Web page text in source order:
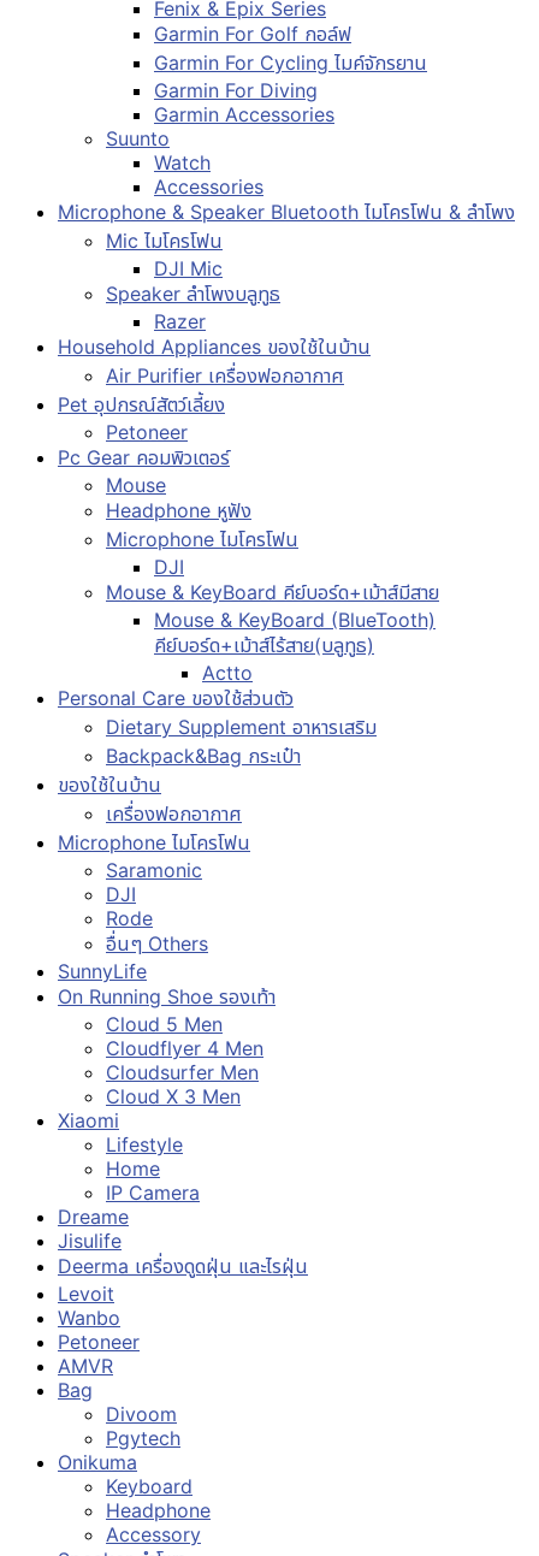
Fenix & Epix Series
Garmin For Golf กอล์ฟ
Garmin For Cycling ไมค์จักรยาน
Garmin For Diving
Garmin Accessories
Suunto
Watch
Accessories
Microphone & Speaker Bluetooth ไมโครโฟน & ลำโพง
Mic ไมโครโฟน
DJI Mic
Speaker ลำโพงบลูทูธ
Razer
Household Appliances ของใช้ในบ้าน
Air Purifier เครื่องฟอกอากาศ
Pet อุปกรณ์สัตว์เลี้ยง
Petoneer
Pc Gear คอมพิวเตอร์
Mouse
Headphone หูฟัง
Microphone ไมโครโฟน
DJI
Mouse & KeyBoard คีย์บอร์ด+เม้าส์มีสาย
Mouse & KeyBoard (BlueTooth)
คีย์บอร์ด+เม้าส์ไร้สาย(บลูทูธ)
Actto
Personal Care ของใช้ส่วนตัว
Dietary Supplement อาหารเสริม
Backpack&Bag กระเป๋า
ของใช้ในบ้าน
เครื่องฟอกอากาศ
Microphone ไมโครโฟน
Saramonic
DJI
Rode
อื่นๆ Others
SunnyLife
On Running Shoe รองเท้า
Cloud 5 Men
Cloudflyer 4 Men
Cloudsurfer Men
Cloud X 3 Men
Xiaomi
Lifestyle
Home
IP Camera
Dreame
Jisulife
Deerma เครื่องดูดฝุ่น และไรฝุ่น
Levoit
Wanbo
Petoneer
AMVR
Bag
Divoom
Pgytech
Onikuma
Keyboard
Headphone
Accessory